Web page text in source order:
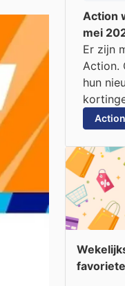
Action
mei
Er zijn
Action.
hun